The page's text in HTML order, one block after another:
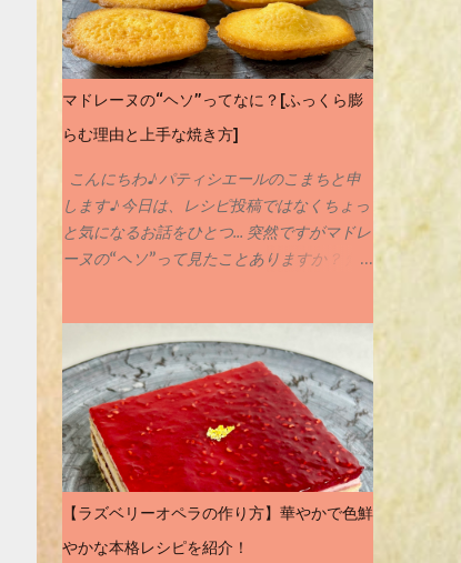
いパンナコッタをおしゃれに簡単にアレンジ
させてもらいました♪ 当サイトではお菓子の
レシピや作り方を紹介させてもらっていま
す。材料のことや作り方など気になることが
ありましたらお気軽にコメントやインスタグ
ラム、X等でDMしていただけると嬉しいで
マドレーヌの“ヘソ”ってなに？[ふっくら膨
らむ理由と上手な焼き方]
こんにちわ♪ パティシエールのこまちと申
します♪ 今日は、レシピ投稿ではなくちょっ
と気になるお話をひとつ… 突然ですがマドレ
ーヌの“ヘソ”って見たことありますか？ 焼
「おへそ」みたいで可愛らしいですよね( ´꒳
` ) でも実は、この“ヘソ”には、おいしく焼
き上がるための理由がちゃんとあるんです♪
どうしてヘソができるの❓ マドレーヌの生地
は、中心が一番最後に火が入ります。 しっ
かり冷やした生地を熱々のオーブンに入れる
と、 外側からどんどん焼けて、 中が押し上
げられるようにふくらむ んです。 その結果
できるのが… そう、まあるい“ヘソ”なんです
【ラズベリーオペラの作り方】華やかで色鮮
やかな本格レシピを紹介！